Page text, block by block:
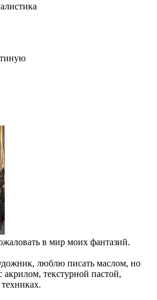
в мир моих фантазий.
люблю писать маслом, но
акрилом, текстурной пастой,